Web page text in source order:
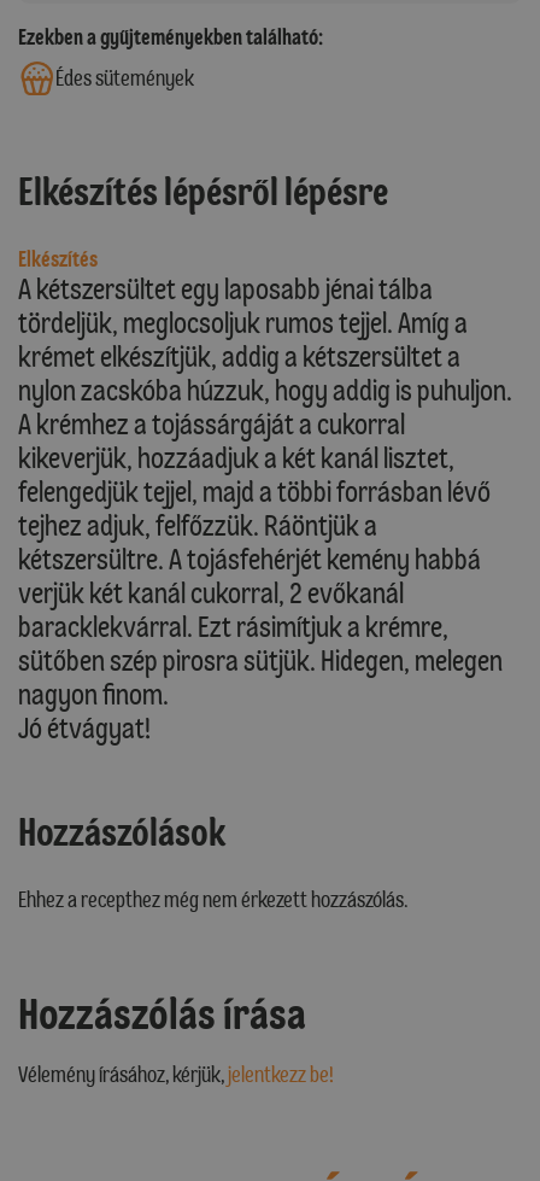
Ezekben a gyűjteményekben található:
Édes sütemények
Elkészítés lépésről lépésre
Elkészítés
A kétszersültet egy laposabb jénai tálba
tördeljük, meglocsoljuk rumos tejjel. Amíg a
krémet elkészítjük, addig a kétszersültet a
nylon zacskóba húzzuk, hogy addig is puhuljon.
A krémhez a tojássárgáját a cukorral
kikeverjük, hozzáadjuk a két kanál lisztet,
felengedjük tejjel, majd a többi forrásban lévő
tejhez adjuk, felfőzzük. Ráöntjük a
kétszersültre. A tojásfehérjét kemény habbá
verjük két kanál cukorral, 2 evőkanál
baracklekvárral. Ezt rásimítjuk a krémre,
sütőben szép pirosra sütjük. Hidegen, melegen
nagyon finom.
Jó étvágyat!
Hozzászólások
Ehhez a recepthez még nem érkezett hozzászólás.
Hozzászólás írása
Vélemény írásához, kérjük,jelentkezz be!